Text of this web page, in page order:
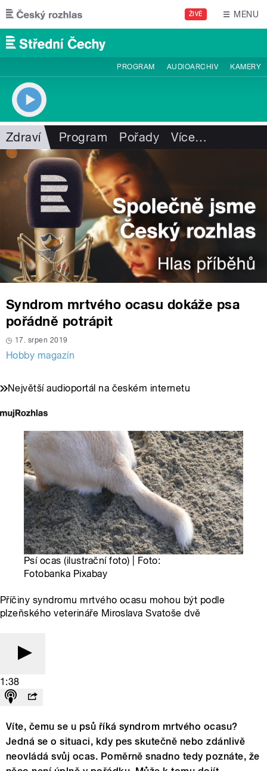
Přejít k hlavnímu obsahu
ŽIVĚ MENU
PROGRAM AUDIOARCHIV KAMERY
Zdraví Program Pořady Více…
Syndrom mrtvého ocasu dokáže psa
pořádně potrápit
17. srpen 2019
Hobby magazín
Největší audioportál na českém internetu
Psí ocas (ilustrační foto) | Foto:
Fotobanka Pixabay
Příčiny syndromu mrtvého ocasu mohou být podle
plzeňského veterináře Miroslava Svatoše dvě
1:38
Víte, čemu se u psů říká syndrom mrtvého ocasu?
Jedná se o situaci, kdy pes skutečně nebo zdánlivě
neovládá svůj ocas. Poměrně snadno tedy poznáte, že